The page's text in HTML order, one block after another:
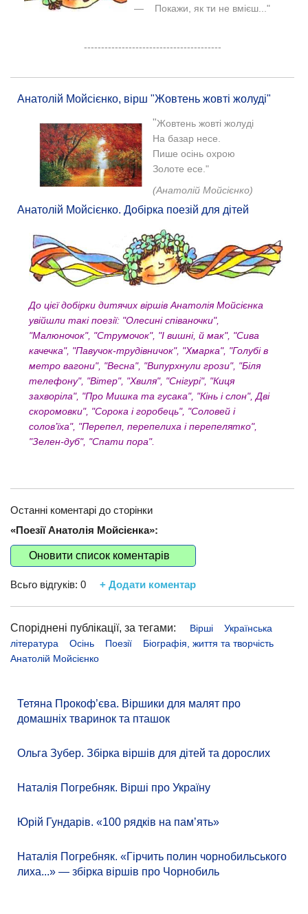
— Покажи, як ти не вмієш..."
----------------------------------------
Анатолій Мойсієнко, вірш "Жовтень жовті жолуді"
"Жовтень жовті жолуді
На базар несе.
Пише осінь охрою
Золоте есе."
(Анатолій Мойсієнко)
Анатолій Мойсієнко. Добірка поезій для дітей
До цієї добірки дитячих віршів Анатолія Мойсієнка
увійшли такі поезії: "Олесині співаночки",
"Малюночок", "Струмочок", "І вишні, й мак", "Сива
качечка", "Павучок-трудівничок", "Хмарка", "Голубі в
метро вагони", "Весна", "Випурхнули грози", "Біля
телефону", "Вітер", "Хвиля", "Снігурі", "Киця
захворіла", "Про Мишка та гусака", "Кінь і слон", Дві
скоромовки", "Сорока і горобець", "Соловей і
солов’їха", "Перепел, перепелиха і перепелятко",
"Зелен-дуб", "Спати пора".
Останні коментарі до сторінки
«Поезії Анатолія Мойсієнка»:
Оновити список коментарів
Всьго відгуків: 0 + Додати коментар
Споріднені публікації, за тегами: Вірші
Українська
література
Осінь Поезії
Біографія, життя та творчість
Анатолій Мойсієнко
Тетяна Прокоф’єва. Віршики для малят про
домашніх тваринок та пташок
Ольга Зубер. Збірка віршів для дітей та дорослих
Наталія Погребняк. Вірші про Україну
Юрій Гундарів. «100 рядків на памʼять»
Наталія Погребняк. «Гірчить полин чорнобильського
лиха...» — збірка віршів про Чорнобиль